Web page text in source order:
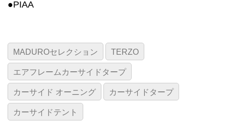
●PIAA
MADUROセレクション TERZO
エアフレームカーサイドタープ
カーサイド オーニング カーサイドタープ
カーサイドテント